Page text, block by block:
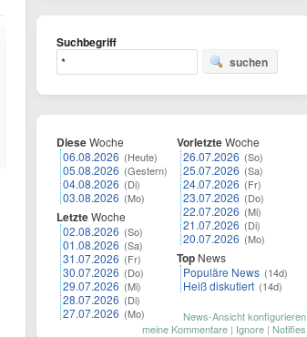
Suchbegriff
suchen
DieseWoche
06.08.2026 (Heute)
05.08.2026 (Gestern)
04.08.2026 (Di)
03.08.2026 (Mo)
LetzteWoche
02.08.2026 (So)
01.08.2026 (Sa)
31.07.2026 (Fr)
30.07.2026 (Do)
29.07.2026 (Mi)
28.07.2026 (Di)
27.07.2026 (Mo)
VorletzteWoche
26.07.2026 (So)
25.07.2026 (Sa)
24.07.2026 (Fr)
23.07.2026 (Do)
22.07.2026 (Mi)
21.07.2026 (Di)
20.07.2026 (Mo)
Top News
Populäre News (14d)
Heiß diskutiert (14d)
News-Ansicht konfigurieren
meine Kommentare | Ignore | Notifies